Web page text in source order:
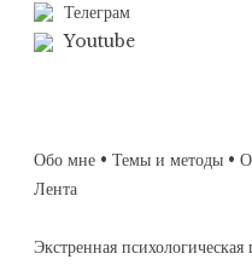
Телеграм
Youtube
Обо мне • Темы и методы •
Лента
Экстренная